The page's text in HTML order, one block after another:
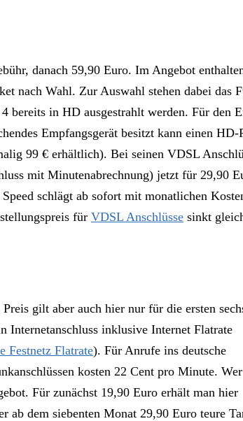
danach 59,90 Euro. Im Angebot
nach Wahl. Zur Auswahl stehen dabei das
bereits in HD ausgestrahlt werden. Für den
Empfangsgerät besitzt kann einen
99 € erhältlich). Bei seinen VDSL
mit Minutenabrechnung) jetzt für 29,90
schlägt ab sofort mit monatlichen
für VDSL Anschlüsse sinkt
gilt aber auch hier nur für die ersten
Internetanschluss inklusive Internet Flatrate
Festnetz Flatrate). Für Anrufe ins deutsche
kosten 22 Cent pro Minute. Wer
Für zunächst 19,90 Euro erhält man hier
dem siebenten Monat 29,90 Euro teure